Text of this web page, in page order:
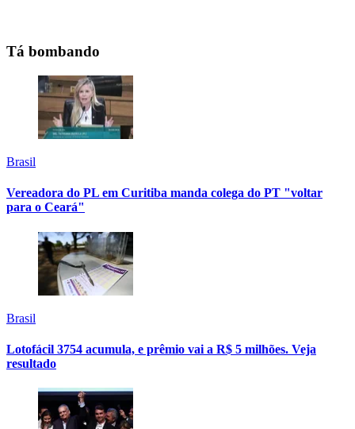
Tá bombando
Brasil
Vereadora do PL em Curitiba manda colega do PT "voltar
para o Ceará"
Brasil
Lotofácil 3754 acumula, e prêmio vai a R$ 5 milhões. Veja
resultado